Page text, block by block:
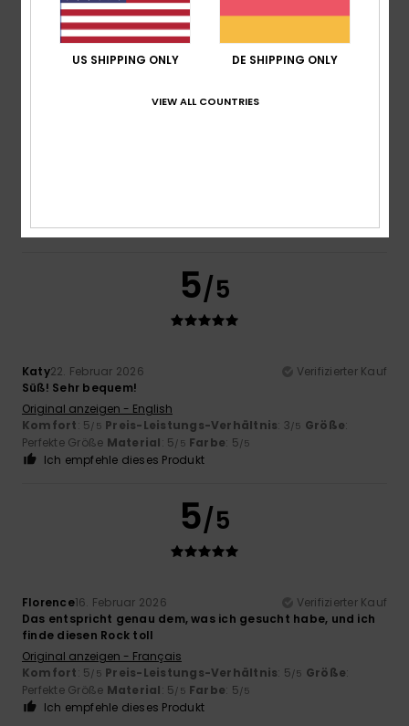
Komfort: 4/5 Preis-Leistungs-Verhältnis: 3/5 Größe:
Perfekte GrößeMaterial: 4/5 Farbe
Ich empfehle dieses Produkt
4/5
Größe: Perfekte GrößeFarbe: 4/5
5/5
Katy22. Februar 2026
Verifizierter Kauf
Süß! Sehr bequem!
Original anzeigen - English
Komfort: 5/5 Preis-Leistungs-Verhältnis: 3/5 Größe:
Perfekte Größe Material: 5/5 Farbe: 5/5
Ich empfehle dieses Produkt
5/5
Florence16. Februar 2026
Verifizierter Kauf
Das entspricht genau dem, was ich gesucht habe, und ich
finde diesen Rock toll
Original anzeigen - Français
Komfort: 5/5 Preis-Leistungs-Verhältnis: 5/5 Größe:
Perfekte Größe Material: 5/5 Farbe: 5/5
Ich empfehle dieses Produkt
US SHIPPING ONLY DE SHIPPING ONLY
VIEW ALL COUNTRIES